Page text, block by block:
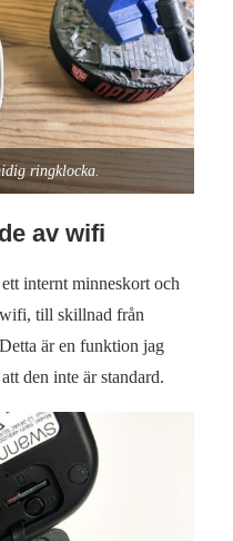
ringklocka.
av wifi
internt minneskort och
wifi, till skillnad från
är en funktion jag
den inte är standard.